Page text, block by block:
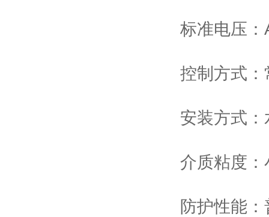
标准电压
控制方式：
安装方式
介质粘
防护性能